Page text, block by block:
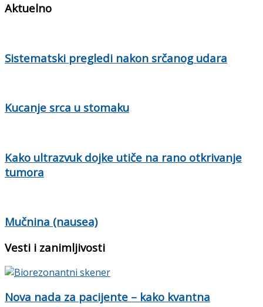
Aktuelno
Sistematski pregledi nakon srčanog udara
Kucanje srca u stomaku
Kako ultrazvuk dojke utiče na rano otkrivanje
tumora
Mučnina (nausea)
Vesti i zanimljivosti
Nova nada za pacijente – kako kvantna